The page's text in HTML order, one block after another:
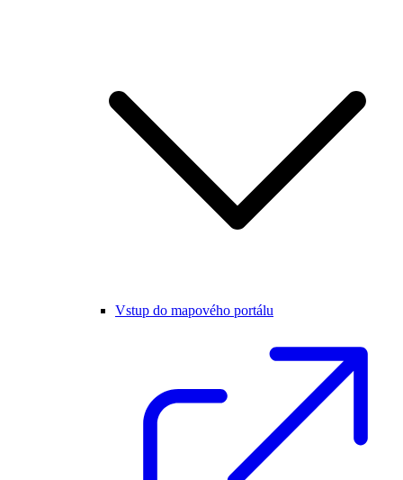
Vstup do mapového portálu